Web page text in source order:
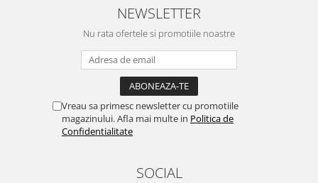
NEWSLETTER
Nu rata ofertele si promotiile noastre
Vreau sa primesc newsletter cu promotiile
magazinului. Afla mai multe in Politica de
Confidentialitate
SOCIAL